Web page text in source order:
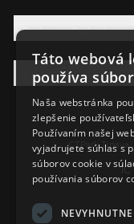
Právna Sekcia
AW Rodina
CTPark
IČ
Táto webová
používa
Naša webstránka
zlepšenie
Používaním našej
vyjadrujete súhlas s
súborov cookie v
používania súborov